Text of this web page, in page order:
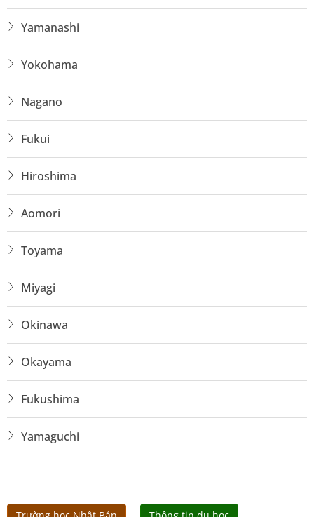
Yamanashi
Yokohama
Nagano
Fukui
Hiroshima
Aomori
Toyama
Miyagi
Okinawa
Okayama
Fukushima
Yamaguchi